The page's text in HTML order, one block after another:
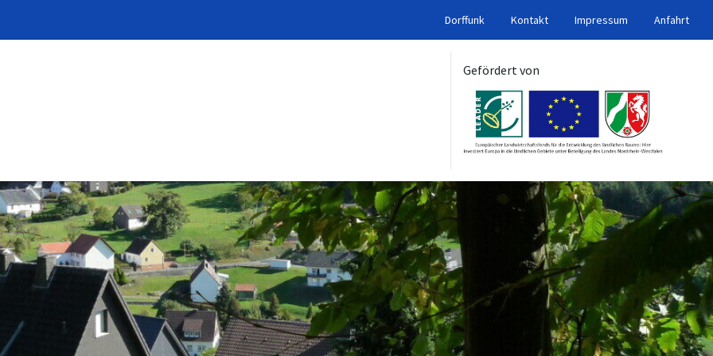
Dorffunk Kontakt Impressum Anfahrt
Gefördert von